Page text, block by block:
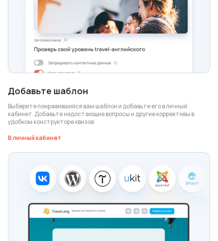
Добавьте шаблон
Выберите понравившийся вам шаблон и добавьте его в личный
кабинет. Добавьте недостающие вопросы и другие коррективы в
удобном конструкторе квизов
В личный кабинет